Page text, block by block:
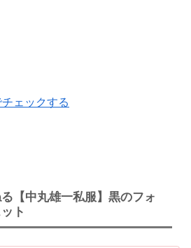
ェックする
【中丸雄一私服】黒のフォ
ト